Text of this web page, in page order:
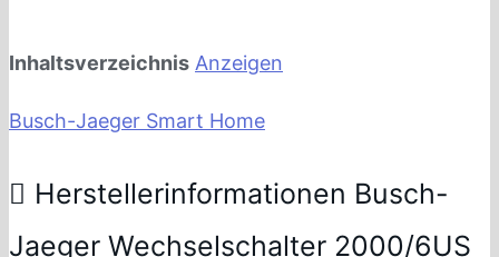
Inhaltsverzeichnis Anzeigen
Busch-Jaeger Smart Home
Herstellerinformationen Busch-
Jaeger Wechselschalter 2000/6US